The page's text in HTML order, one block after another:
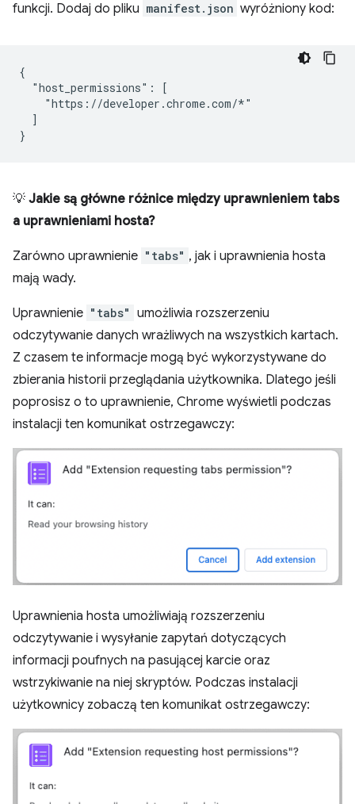
funkcji. Dodaj do pliku manifest.json wyróżniony kod:
{
  "host_permissions": [
    "https://developer.chrome.com/*"
  ]
💡 Jakie są główne różnice między uprawnieniem tabs
a uprawnieniami hosta?
Zarówno uprawnienie "tabs" , jak i uprawnienia hosta
mają wady.
Uprawnienie "tabs" umożliwia rozszerzeniu
odczytywanie danych wrażliwych na wszystkich kartach.
Z czasem te informacje mogą być wykorzystywane do
zbierania historii przeglądania użytkownika. Dlatego jeśli
poprosisz o to uprawnienie, Chrome wyświetli podczas
instalacji ten komunikat ostrzegawczy:
Uprawnienia hosta umożliwiają rozszerzeniu
odczytywanie i wysyłanie zapytań dotyczących
informacji poufnych na pasującej karcie oraz
wstrzykiwanie na niej skryptów. Podczas instalacji
użytkownicy zobaczą ten komunikat ostrzegawczy: